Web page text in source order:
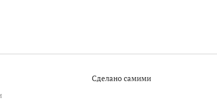
Сделано самими